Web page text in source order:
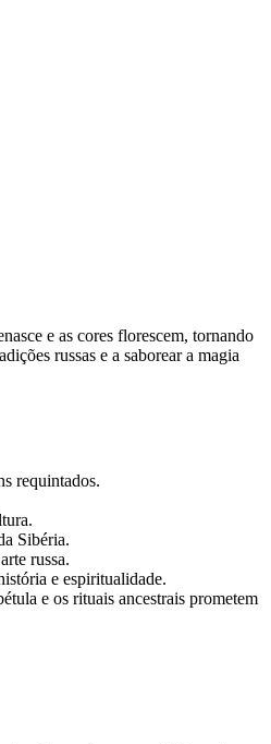
e as cores florescem, tornando
russas e a saborear a magia
requintados.
Sibéria.
russa.
e espiritualidade.
e os rituais ancestrais prometem